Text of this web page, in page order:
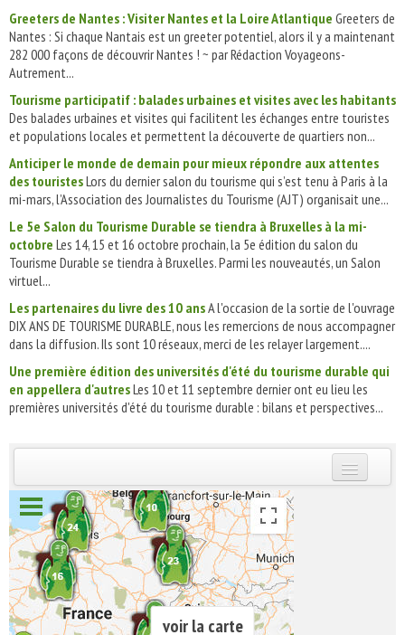
Greeters de Nantes : Visiter Nantes et la Loire Atlantique Greeters de
Nantes : Si chaque Nantais est un greeter potentiel, alors il y a maintenant
282 000 façons de découvrir Nantes ! ~ par Rédaction Voyageons-
Autrement...
Tourisme participatif : balades urbaines et visites avec les habitants
Des balades urbaines et visites qui facilitent les échanges entre touristes
et populations locales et permettent la découverte de quartiers non...
Anticiper le monde de demain pour mieux répondre aux attentes
des touristesLors du dernier salon du tourisme qui s’est tenu à Paris à la
mi-mars, l’Association des Journalistes du Tourisme (AJT) organisait une...
Le 5e Salon du Tourisme Durable se tiendra à Bruxelles à la mi-
octobre Les 14, 15 et 16 octobre prochain, la 5e édition du salon du
Tourisme Durable se tiendra à Bruxelles. Parmi les nouveautés, un Salon
virtuel...
Les partenaires du livre des 10 ansA l'occasion de la sortie de l'ouvrage
DIX ANS DE TOURISME DURABLE, nous les remercions de nous accompagner
dans la diffusion. Ils sont 10 réseaux, merci de les relayer largement....
Une première édition des universités d'été du tourisme durable qui
en appellera d'autresLes 10 et 11 septembre dernier ont eu lieu les
premières universités d'été du tourisme durable : bilans et perspectives...
INSCRIVEZ-VOUS | ABONNEZ-VOUS
voir la carte